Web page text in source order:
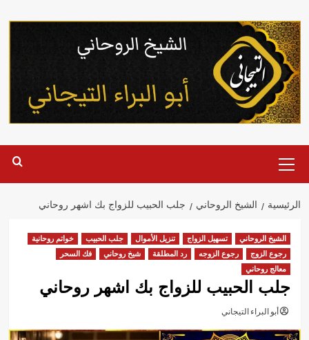
إلى
المحتوى
الرئيسية
الرئيسية الشيخ الروحاني جلب الحبيب للزواج بك اشهر روحاني
الشيخ الروحاني تسهيل الزواج تنزيل الأموال جلب الحبيب
خواتم روحانية
رجوع الزوج
رجوع الزوجه رد المطلقة شيخ روحاني
فك السحر
معالج روحاني
جلب الحبيب للزواج بك اشهر روحاني
أبو البراء التيجاني